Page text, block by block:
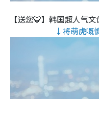
【送您🐯】韩国超人气
↓将萌虎嘅